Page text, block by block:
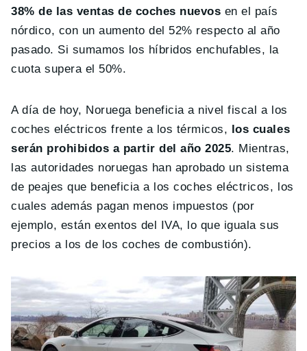
38% de las ventas de coches nuevos en el país
nórdico, con un aumento del 52% respecto al año
pasado. Si sumamos los híbridos enchufables, la
cuota supera el 50%.
A día de hoy, Noruega beneficia a nivel fiscal a los
coches eléctricos frente a los térmicos,
los cuales
serán prohibidos a partir del año 2025. Mientras,
las autoridades noruegas han aprobado un sistema
de peajes que beneficia a los coches eléctricos, los
cuales además pagan menos impuestos (por
ejemplo, están exentos del IVA, lo que iguala sus
precios a los de los coches de combustión).